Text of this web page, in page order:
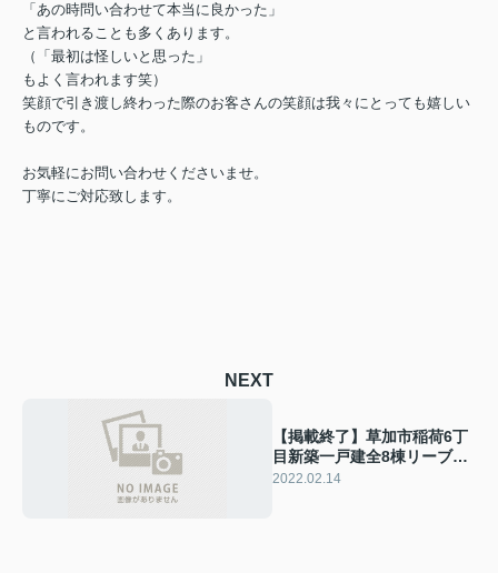
「あの時問い合わせて本当に良かった」
と言われることも多くあります。
（「最初は怪しいと思った」
もよく言われます笑）
笑顔で引き渡し終わった際のお客さんの笑顔は我々にとっても嬉しい
ものです。
お気軽にお問い合わせくださいませ。
丁寧にご対応致します。
NEXT
【掲載終了】草加市稲荷6丁
目新築一戸建全8棟リーブル
ガーデン
2022.02.14